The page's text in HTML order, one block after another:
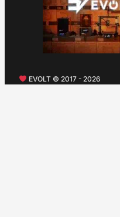
EVOLT © 2017 - 2026